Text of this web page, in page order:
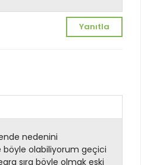
Yanıtla
nedenini
böyle olabiliyorum geçici
ara sıra böyle olmak eski